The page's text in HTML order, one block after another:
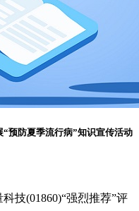
预防夏季流行病”知识宣传活动